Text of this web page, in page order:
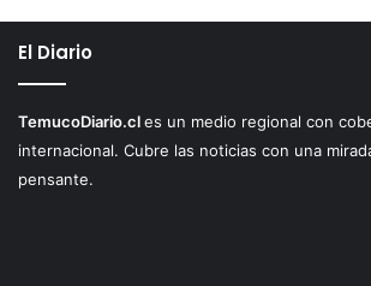
El Diario
TemucoDiario.cles un medio regional con
internacional. Cubre las noticias con una
pensante.